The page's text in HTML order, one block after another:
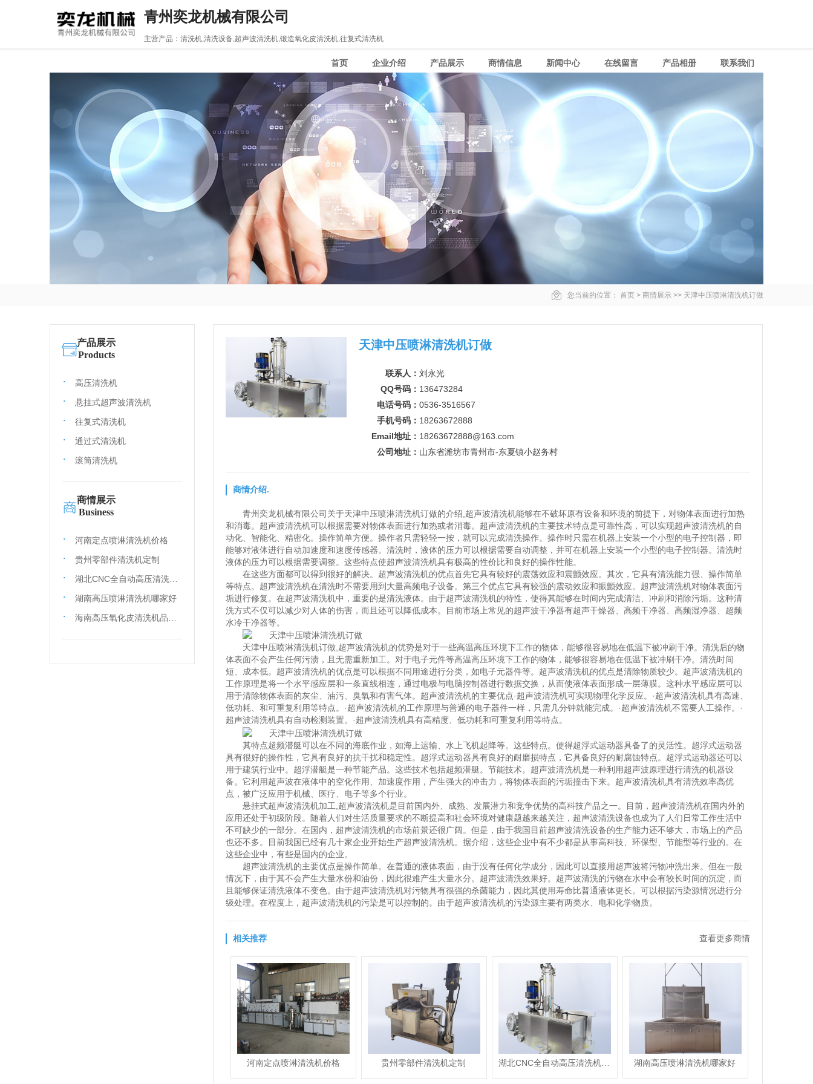
青州奕龙机械有限公司
主营产品：清洗机,清洗设备,超声波清洗机,锻造氧化皮清洗机,往复式清洗机
首页 企业介绍 产品展示 商情信息 新闻中心 在线留言 产品相册 联系我们
您当前的位置： 首页 > 商情展示 >> 天津中压喷淋清洗机订做
产品展示
Products
高压清洗机
悬挂式超声波清洗机
往复式清洗机
通过式清洗机
滚筒清洗机
商情展示
Business
河南定点喷淋清洗机价格
贵州零部件清洗机定制
湖北CNC全自动高压清洗机哪家好,中压喷淋清洗机订制
湖南高压喷淋清洗机哪家好
海南高压氧化皮清洗机品牌,超声波清洗机价格
天津中压喷淋清洗机订做
联系人： 刘永光
QQ号码： 136473284
电话号码： 0536-3516567
手机号码： 18263672888
Email地址： 18263672888@163.com
公司地址： 山东省潍坊市青州市-东夏镇小赵务村
商情介绍.
青州奕龙机械有限公司关于天津中压喷淋清洗机订做的介绍,超声波清洗机能够在不破坏原有设备和环境的前提下，对物体表面进行加热
和消毒。超声波清洗机可以根据需要对物体表面进行加热或者消毒。超声波清洗机的主要技术特点是可靠性高，可以实现超声波清洗机的自
动化、智能化、精密化。操作简单方便。操作者只需轻轻一按，就可以完成清洗操作。操作时只需在机器上安装一个小型的电子控制器，即
能够对液体进行自动加速度和速度传感器。清洗时，液体的压力可以根据需要自动调整，并可在机器上安装一个小型的电子控制器。清洗时
液体的压力可以根据需要调整。这些特点使超声波清洗机具有极高的性价比和良好的操作性能。
在这些方面都可以得到很好的解决。超声波清洗机的优点首先它具有较好的震荡效应和震颤效应。其次，它具有清洗能力强、操作简单
等特点。超声波清洗机在清洗时不需要用到大量高频电子设备。第三个优点它具有较强的震动效应和振颤效应。超声波清洗机对物体表面污
垢进行修复。在超声波清洗机中，重要的是清洗液体。由于超声波清洗机的特性，使得其能够在时间内完成清洁、冲刷和消除污垢。这种清
洗方式不仅可以减少对人体的伤害，而且还可以降低成本。目前市场上常见的超声波干净器有超声干燥器、高频干净器、高频湿净器、超频
水冷干净器等。
天津中压喷淋清洗机订做,超声波清洗机的优势是对于一些高温高压环境下工作的物体，能够很容易地在低温下被冲刷干净。清洗后的物
体表面不会产生任何污渍，且无需重新加工。对于电子元件等高温高压环境下工作的物体，能够很容易地在低温下被冲刷干净。清洗时间
短、成本低。超声波清洗机的优点是可以根据不同用途进行分类，如电子元器件等。超声波清洗机的优点是清除物质较少。超声波清洗机的
工作原理是将一个水平感应层和一条直线相连，通过电极与电脑控制器进行数据交换，从而使液体表面形成一层薄膜。这种水平感应层可以
用于清除物体表面的灰尘、油污、臭氧和有害气体。超声波清洗机的主要优点·超声波清洗机可实现物理化学反应。·超声波清洗机具有高速、
低功耗、和可重复利用等特点。·超声波清洗机的工作原理与普通的电子器件一样，只需几分钟就能完成。·超声波清洗机不需要人工操作。·
超声波清洗机具有自动检测装置。·超声波清洗机具有高精度、低功耗和可重复利用等特点。
其特点超频潜艇可以在不同的海底作业，如海上运输、水上飞机起降等。这些特点。使得超浮式运动器具备了的灵活性。超浮式运动器
具有很好的操作性，它具有良好的抗干扰和稳定性。超浮式运动器具有良好的耐磨损特点，它具备良好的耐腐蚀特点。超浮式运动器还可以
用于建筑行业中。超浮潜艇是一种节能产品。这些技术包括超频潜艇。节能技术。超声波清洗机是一种利用超声波原理进行清洗的机器设
备。它利用超声波在液体中的空化作用、加速度作用，产生强大的冲击力，将物体表面的污垢撞击下来。超声波清洗机具有清洗效率高优
点，被广泛应用于机械、医疗、电子等多个行业。
悬挂式超声波清洗机加工 ,超声波清洗机是目前国内外、成熟、发展潜力和竞争优势的高科技产品之一。目前，超声波清洗机在国内外的
应用还处于初级阶段。随着人们对生活质量要求的不断提高和社会环境对健康题越来越关注，超声波清洗设备也成为了人们日常工作生活中
不可缺少的一部分。在国内，超声波清洗机的市场前景还很广阔。但是，由于我国目前超声波清洗设备的生产能力还不够大，市场上的产品
也还不多。目前我国已经有几十家企业开始生产超声波清洗机。据介绍，这些企业中有不少都是从事高科技、环保型、节能型等行业的。在
这些企业中，有些是国内的企业。
超声波清洗机的主要优点是操作简单。在普通的液体表面，由于没有任何化学成分，因此可以直接用超声波将污物冲洗出来。但在一般
情况下，由于其不会产生大量水份和油份，因此很难产生大量水分。超声波清洗效果好。超声波清洗的污物在水中会有较长时间的沉淀，而
且能够保证清洗液体不变色。由于超声波清洗机对污物具有很强的杀菌能力，因此其使用寿命比普通液体更长。可以根据污染源情况进行分
级处理。在程度上，超声波清洗机的污染是可以控制的。由于超声波清洗机的污染源主要有两类水、电和化学物质。
相关推荐 查看更多商情
河南定点喷淋清洗机价格 贵州零部件清洗机定制 湖北CNC全自动高压清洗机哪家好,中压喷淋清洗机订制 湖南高压喷淋清洗机哪家好